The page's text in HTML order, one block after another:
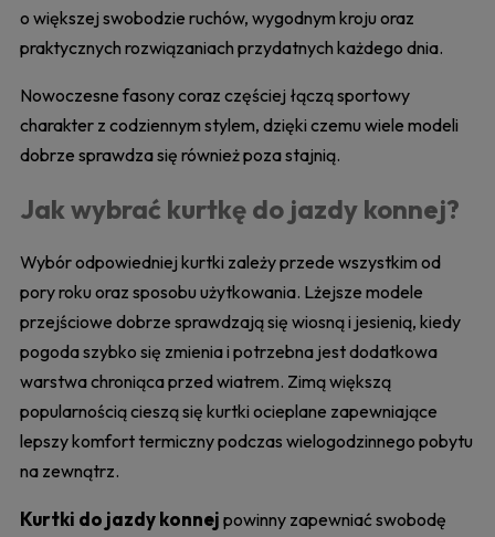
o większej swobodzie ruchów, wygodnym kroju oraz
praktycznych rozwiązaniach przydatnych każdego dnia.
Nowoczesne fasony coraz częściej łączą sportowy
charakter z codziennym stylem, dzięki czemu wiele modeli
dobrze sprawdza się również poza stajnią.
Jak wybrać kurtkę do jazdy konnej?
Wybór odpowiedniej kurtki zależy przede wszystkim od
pory roku oraz sposobu użytkowania. Lżejsze modele
przejściowe dobrze sprawdzają się wiosną i jesienią, kiedy
pogoda szybko się zmienia i potrzebna jest dodatkowa
warstwa chroniąca przed wiatrem. Zimą większą
popularnością cieszą się kurtki ocieplane zapewniające
lepszy komfort termiczny podczas wielogodzinnego pobytu
na zewnątrz.
Kurtki do jazdy konnej powinny zapewniać swobodę